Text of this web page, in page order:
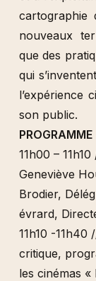
nouveaux
que des
qui
l’expérience
son public.
PROGRAMME
11h00 –
Geneviève
Brodier,
évrard,
11h10 -11h40
critique,
les cinémas